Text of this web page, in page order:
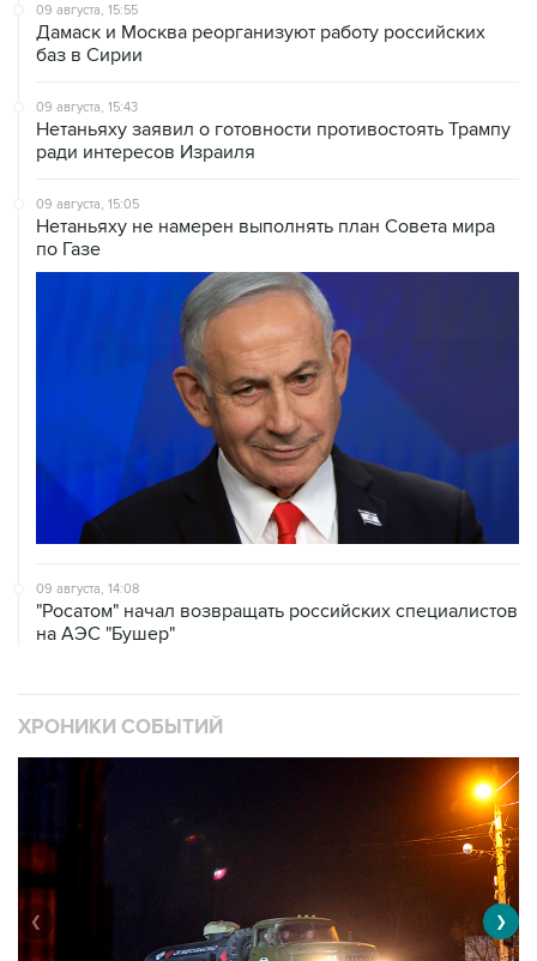
09 августа, 15:55
Дамаск и Москва реорганизуют работу российских
баз в Сирии
09 августа, 15:43
Нетаньяху заявил о готовности противостоять Трампу
ради интересов Израиля
09 августа, 15:05
Нетаньяху не намерен выполнять план Совета мира
по Газе
09 августа, 14:08
"Росатом" начал возвращать российских специалистов
на АЭС "Бушер"
ХРОНИКИ СОБЫТИЙ
❮ ❯